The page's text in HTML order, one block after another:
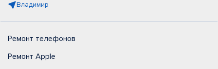
Владимир
Ремонт телефонов
Ремонт Apple